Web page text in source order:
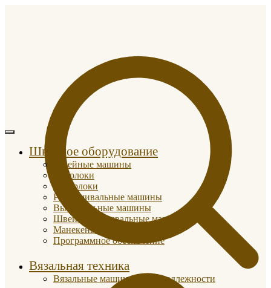
Швейное оборудование
Швейные машины
Оверлоки
Коверлоки
Распошивальные машины
Вышивальные машины
Швейно-вышивальные машины
Манекены портновские
Программное обеспечение
Вязальная техника
Вязальные машины и принадлежности